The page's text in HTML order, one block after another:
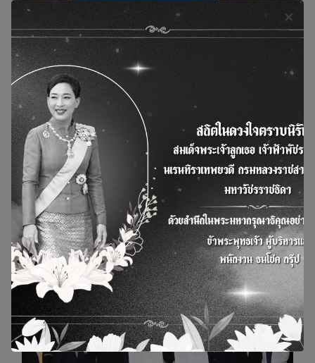
ธนโชคกรุ๊ป ร่วมกับสำนักงานสิ่งแวดล้อมและควบคุม
มลพิษที่ 5 และสำนักงานทรัพยากรธรรมชาติและสิ่ง
แวดล้อมจังหวัดชัยนาท สุพรรณบุรี และนครปฐม
เมื่อวันพฤหัสบดีที่ 9 เมษายน 2569
20 เม.ย. 2026
ข่าวและกิจกรรม